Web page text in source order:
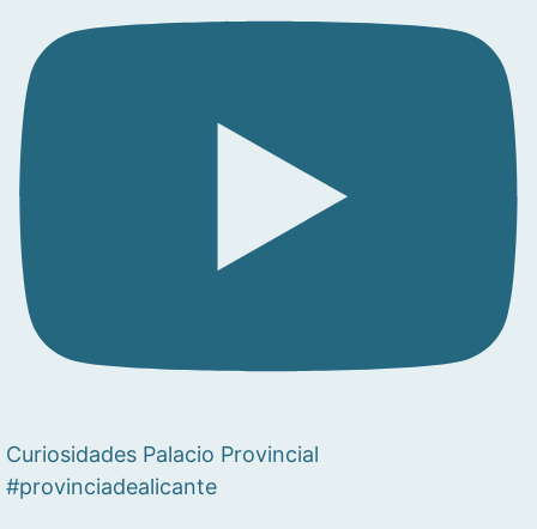
Curiosidades Palacio Provincial
#provinciadealicante